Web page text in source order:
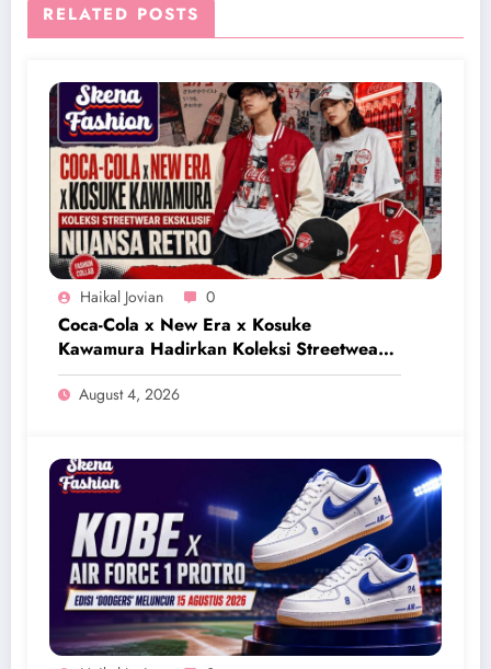
RELATED POSTS
Haikal Jovian 0
Coca-Cola x New Era x Kosuke
Kawamura Hadirkan Koleksi Streetwear
Eksklusif Bernuansa Retro
August 4, 2026